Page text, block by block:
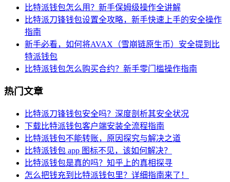
比特派钱包怎么用？新手保姆级操作全讲解
比特派刀锋钱包设置全攻略，新手快速上手的安全操作
指南
新手必看，如何将AVAX（雪崩链原生币）安全提到比
特派钱包
比特派钱包怎么购买合约？新手零门槛操作指南
热门文章
比特派刀锋钱包安全吗？深度剖析其安全状况
下载比特派钱包客户端安装全流程指南
比特派钱包不能转账，原因探究与解决之道
比特派钱包 app 图标不见，该如何解决？
比特派钱包是真的吗？知乎上的真相探寻
怎么把钱充到比特派钱包里？详细指南来了！